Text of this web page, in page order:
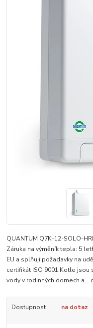
QUANTUM Q7K-12-SOLO-
Záruka na výměník tepla: 5
EU a splňují požadavky na
certifikát ISO 9001.Kotle jsou
vody v rodinných domech a...
Dostupnost na dotaz